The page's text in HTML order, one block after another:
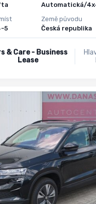
5
Automatická/
Země původu
Česká republika
& Care - Business
Lease